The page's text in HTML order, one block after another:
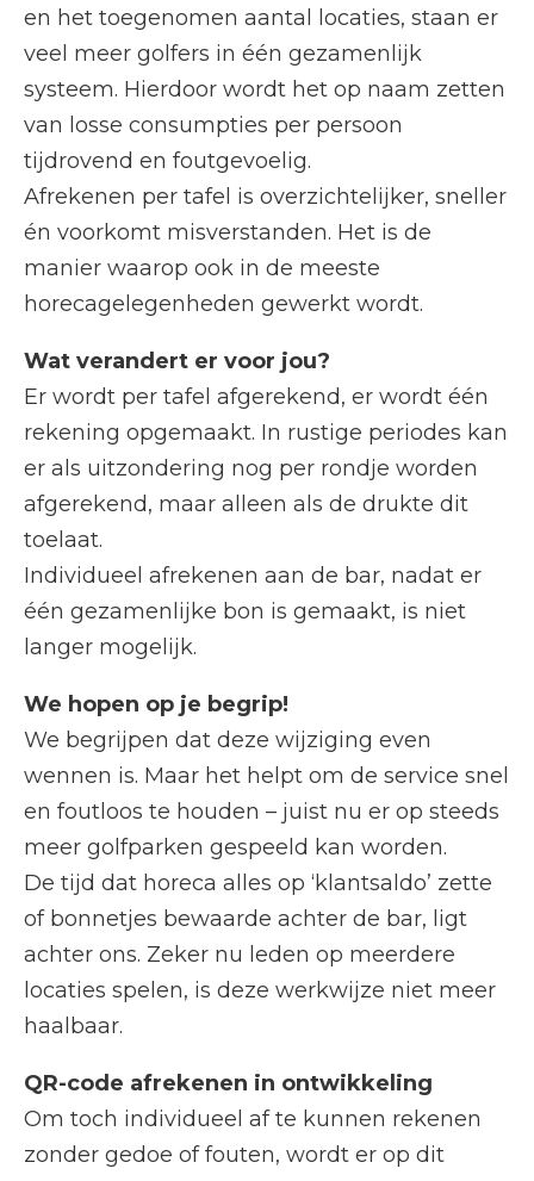
en het toegenomen aantal locaties, staan er
veel meer golfers in één gezamenlijk
systeem. Hierdoor wordt het op naam zetten
van losse consumpties per persoon
tijdrovend en foutgevoelig.
Afrekenen per tafel is overzichtelijker, sneller
én voorkomt misverstanden. Het is de
manier waarop ook in de meeste
horecagelegenheden gewerkt wordt.
Wat verandert er voor jou?
Er wordt per tafel afgerekend, er wordt één
rekening opgemaakt. In rustige periodes kan
er als uitzondering nog per rondje worden
afgerekend, maar alleen als de drukte dit
toelaat.
Individueel afrekenen aan de bar, nadat er
één gezamenlijke bon is gemaakt, is niet
langer mogelijk.
We hopen op je begrip!
We begrijpen dat deze wijziging even
wennen is. Maar het helpt om de service snel
en foutloos te houden – juist nu er op steeds
meer golfparken gespeeld kan worden.
De tijd dat horeca alles op ‘klantsaldo’ zette
of bonnetjes bewaarde achter de bar, ligt
achter ons. Zeker nu leden op meerdere
locaties spelen, is deze werkwijze niet meer
haalbaar.
QR-code afrekenen in ontwikkeling
Om toch individueel af te kunnen rekenen
zonder gedoe of fouten, wordt er op dit